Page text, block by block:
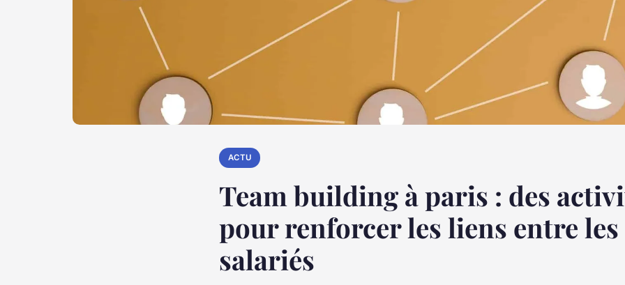
ACTU
Team building à paris : des
pour renforcer les liens entre les
salariés